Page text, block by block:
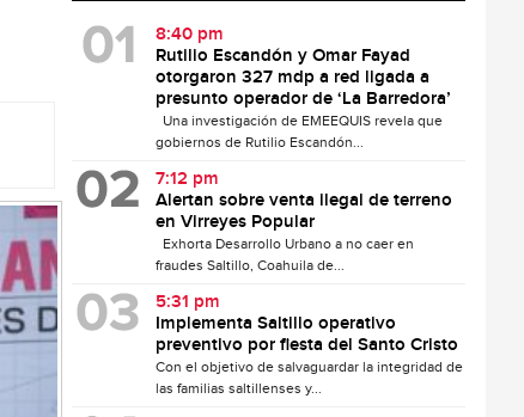
8:40 pm
Rutilio Escandón y Omar Fayad
otorgaron 327 mdp a red ligada a
presunto operador de ‘La Barredora’
Una investigación de EMEEQUIS revela que
gobiernos de Rutilio Escandón...
7:12 pm
Alertan sobre venta ilegal de terreno
en Virreyes Popular
Exhorta Desarrollo Urbano a no caer en
fraudes Saltillo, Coahuila de...
5:31 pm
Implementa Saltillo operativo
preventivo por fiesta del Santo Cristo
Con el objetivo de salvaguardar la integridad de
las familias saltillenses y...